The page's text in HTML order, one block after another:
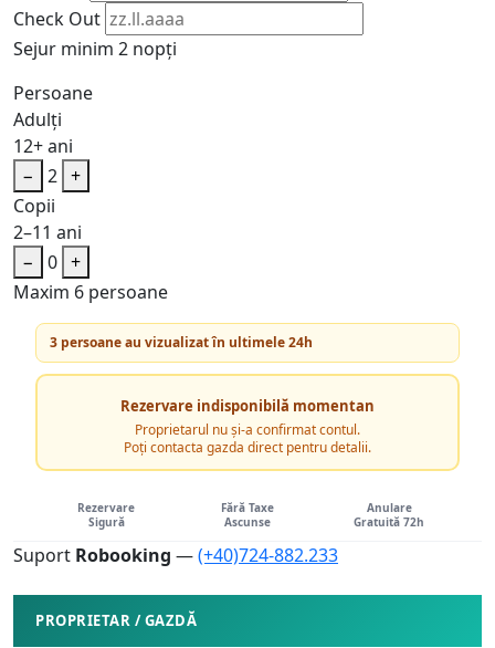
Check Out
Sejur minim 2 nopți
Persoane
Adulți
12+ ani
−
2 +
Copii
2–11 ani
−
0 +
Maxim 6 persoane
3 persoane au vizualizat în ultimele 24h
Rezervare indisponibilă momentan
Proprietarul nu și-a confirmat contul.
Poți contacta gazda direct pentru detalii.
Rezervare
Sigură
Fără Taxe
Ascunse
Anulare
Gratuită 72h
Suport Robooking —(+40)724-882.233
PROPRIETAR / GAZDĂ